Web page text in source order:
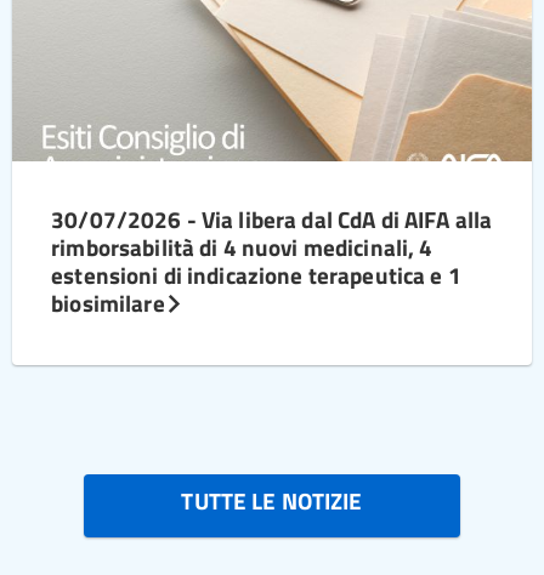
30/07/2026 - Via libera dal CdA di AIFA alla
rimborsabilità di 4 nuovi medicinali, 4
estensioni di indicazione terapeutica e 1
biosimilare
TUTTE LE NOTIZIE